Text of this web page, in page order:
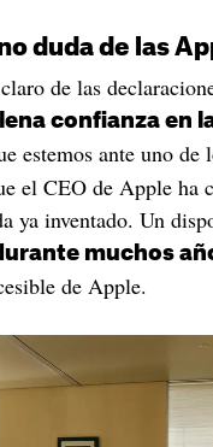
duda de las
de las
confianza en
estemos ante uno de
el CEO de Apple ha
ya inventado. Un
muchos
de Apple.